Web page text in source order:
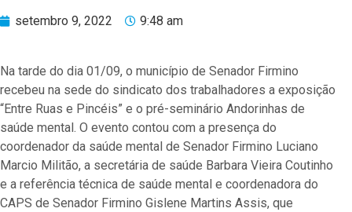
setembro 9, 2022 9:48 am
Na tarde do dia 01/09, o município de Senador Firmino
recebeu na sede do sindicato dos trabalhadores a exposição
“Entre Ruas e Pincéis” e o pré-seminário Andorinhas de
saúde mental. O evento contou com a presença do
coordenador da saúde mental de Senador Firmino Luciano
Marcio Militão, a secretária de saúde Barbara Vieira Coutinho
e a referência técnica de saúde mental e coordenadora do
CAPS de Senador Firmino Gislene Martins Assis, que